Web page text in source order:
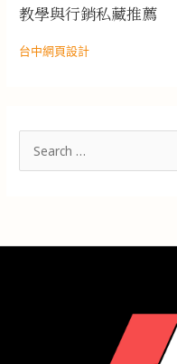
教學與行銷私藏推薦
台中網頁設計
尋
字